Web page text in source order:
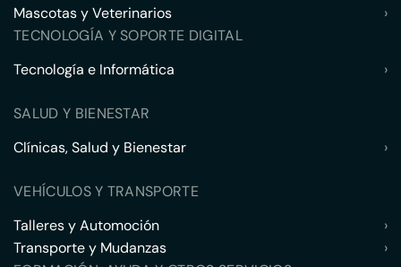
Mascotas y Veterinarios
›
TECNOLOGÍA Y SOPORTE DIGITAL
Tecnología e Informática
›
SALUD Y BIENESTAR
Clínicas, Salud y Bienestar
›
VEHÍCULOS Y TRANSPORTE
Talleres y Automoción
›
Transporte y Mudanzas
›